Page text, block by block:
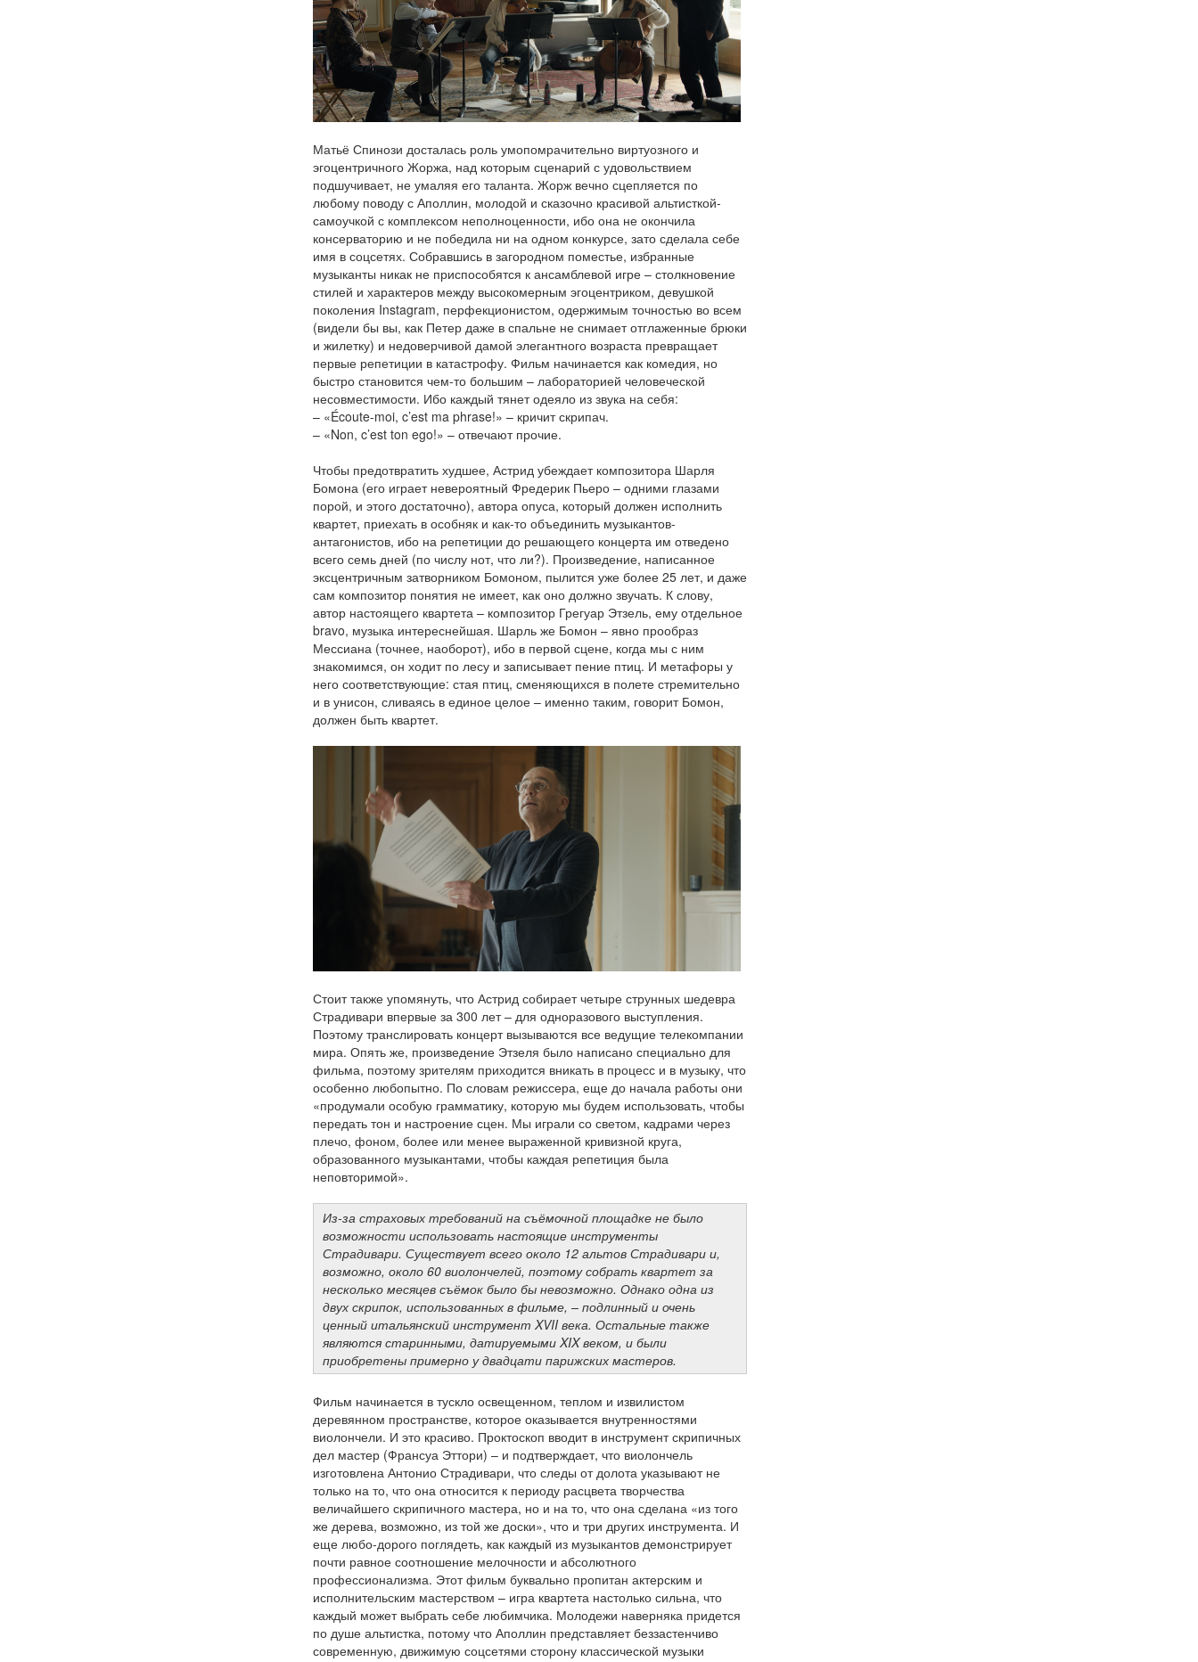
Матьё Спинози досталась роль умопомрачительно виртуозного и
эгоцентричного Жоржа, над которым сценарий с удовольствием
подшучивает, не умаляя его таланта. Жорж вечно сцепляется по
любому поводу с Аполлин, молодой и сказочно красивой альтисткой-
самоучкой с комплексом неполноценности, ибо она не окончила
консерваторию и не победила ни на одном конкурсе, зато сделала себе
имя в соцсетях. Собравшись в загородном поместье, избранные
музыканты никак не приспособятся к ансамблевой игре – столкновение
стилей и характеров между высокомерным эгоцентриком, девушкой
поколения Instagram, перфекционистом, одержимым точностью во всем
(видели бы вы, как Петер даже в спальне не снимает отглаженные брюки
и жилетку) и недоверчивой дамой элегантного возраста превращает
первые репетиции в катастрофу. Фильм начинается как комедия, но
быстро становится чем-то большим – лабораторией человеческой
несовместимости. Ибо каждый тянет одеяло из звука на себя:
– «Écoute-moi, c’est ma phrase!» – кричит скрипач.
– «Non, c’est ton ego!» – отвечают прочие.
Чтобы предотвратить худшее, Астрид убеждает композитора Шарля
Бомона (его играет невероятный Фредерик Пьеро – одними глазами
порой, и этого достаточно), автора опуса, который должен исполнить
квартет, приехать в особняк и как-то объединить музыкантов-
антагонистов, ибо на репетиции до решающего концерта им отведено
всего семь дней (по числу нот, что ли?). Произведение, написанное
эксцентричным затворником Бомоном, пылится уже более 25 лет, и даже
сам композитор понятия не имеет, как оно должно звучать. К слову,
автор настоящего квартета – композитор Грегуар Этзель, ему отдельное
bravo, музыка интереснейшая. Шарль же Бомон – явно прообраз
Мессиана (точнее, наоборот), ибо в первой сцене, когда мы с ним
знакомимся, он ходит по лесу и записывает пение птиц. И метафоры у
него соответствующие: стая птиц, сменяющихся в полете стремительно
и в унисон, сливаясь в единое целое – именно таким, говорит Бомон,
должен быть квартет.
Стоит также упомянуть, что Астрид собирает четыре струнных шедевра
Страдивари впервые за 300 лет – для одноразового выступления.
Поэтому транслировать концерт вызываются все ведущие телекомпании
мира. Опять же, произведение Этзеля было написано специально для
фильма, поэтому зрителям приходится вникать в процесс и в музыку, что
особенно любопытно. По словам режиссера, еще до начала работы они
«продумали особую грамматику, которую мы будем использовать, чтобы
передать тон и настроение сцен. Мы играли со светом, кадрами через
плечо, фоном, более или менее выраженной кривизной круга,
образованного музыкантами, чтобы каждая репетиция была
неповторимой».
Из-за страховых требований на съёмочной площадке не было
возможности использовать настоящие инструменты
Страдивари. Существует всего около 12 альтов Страдивари и,
возможно, около 60 виолончелей, поэтому собрать квартет за
несколько месяцев съёмок было бы невозможно. Однако одна из
двух скрипок, использованных в фильме, – подлинный и очень
ценный итальянский инструмент XVII века. Остальные также
являются старинными, датируемыми XIX веком, и были
приобретены примерно у двадцати парижских мастеров.
Фильм начинается в тускло освещенном, теплом и извилистом
деревянном пространстве, которое оказывается внутренностями
виолончели. И это красиво. Проктоскоп вводит в инструмент скрипичных
дел мастер (Франсуа Эттори) – и подтверждает, что виолончель
изготовлена Антонио Страдивари, что следы от долота указывают не
только на то, что она относится к периоду расцвета творчества
величайшего скрипичного мастера, но и на то, что она сделана «из того
же дерева, возможно, из той же доски», что и три других инструмента. И
еще любо-дорого поглядеть, как каждый из музыкантов демонстрирует
почти равное соотношение мелочности и абсолютного
профессионализма. Этот фильм буквально пропитан актерским и
исполнительским мастерством – игра квартета настолько сильна, что
каждый может выбрать себе любимчика. Молодежи наверняка придется
по душе альтистка, потому что Аполлин представляет беззастенчиво
современную, движимую соцсетями сторону классической музыки